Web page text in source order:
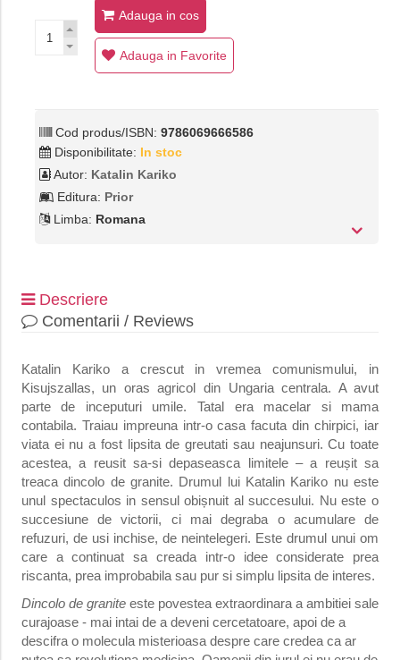
Adauga in cos
Adauga in Favorite
Cod produs/ISBN: 9786069666586
Disponibilitate: In stoc
Autor: Katalin Kariko
Editura: Prior
Limba: Romana
Descriere
Comentarii / Reviews
Katalin Kariko a crescut in vremea comunismului, in
Kisujszallas, un oras agricol din Ungaria centrala. A avut
parte de inceputuri umile. Tatal era macelar si mama
contabila. Traiau impreuna intr‑o casa facuta din chirpici, iar
viata ei nu a fost lipsita de greutati sau neajunsuri. Cu toate
acestea, a reusit sa‑si depaseasca limitele – a reușit sa
treaca dincolo de granite. Drumul lui Katalin Kariko nu este
unul spectaculos in sensul obișnuit al succesului. Nu este o
succesiune de victorii, ci mai degraba o acumulare de
refuzuri, de usi inchise, de neintelegeri. Este drumul unui om
care a continuat sa creada intr‑o idee considerate prea
riscanta, prea improbabila sau pur si simplu lipsita de interes.
Dincolo de graniteeste povestea extraordinara a ambitiei sale
curajoase - mai intai de a deveni cercetatoare, apoi de a
descifra o molecula misterioasa despre care credea ca ar